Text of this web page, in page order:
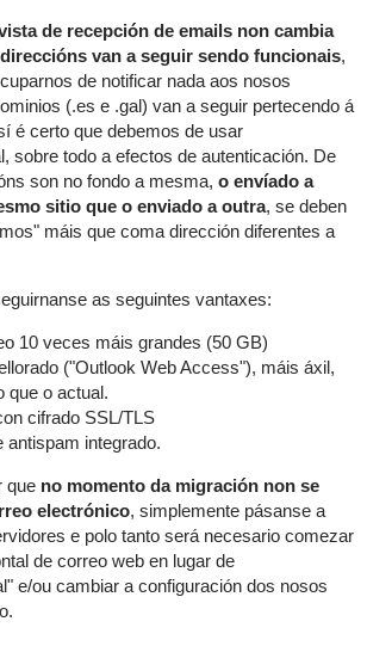
de recepción de emails non cambia
van a seguir sendo funcionais,
de notificar nada aos nosos
(.es e .gal) van a seguir pertecendo á
é certo que debemos de usar
sobre todo a efectos de autenticación. De
son no fondo a mesma, o envíado a
sitio que o enviado a outra, se deben
máis que coma dirección diferentes a
as seguintes vantaxes:
10 veces máis grandes (50 GB)
("Outlook Web Access"), máis áxil,
que o actual.
cifrado SSL/TLS
antispam integrado.
que no momento da migración non se
electrónico, simplemente pásanse a
e polo tanto será necesario comezar
de correo web en lugar de
e/ou cambiar a configuración dos nosos